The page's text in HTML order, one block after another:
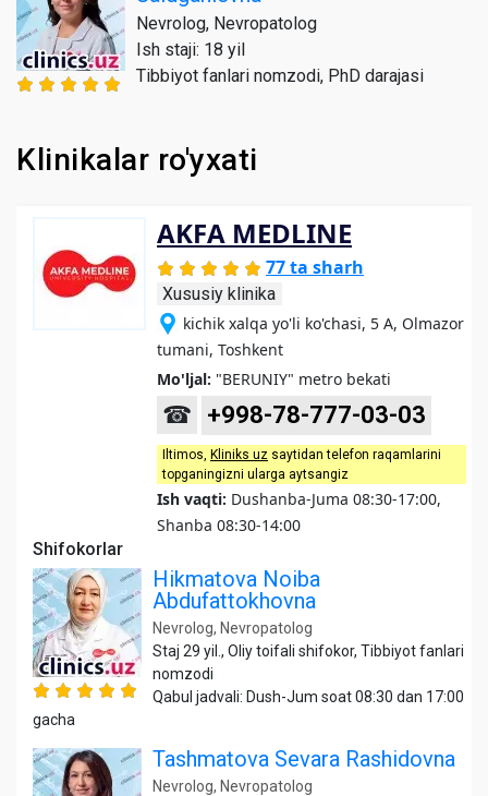
Nevrolog, Nevropatolog
Ish staji: 18 yil
Tibbiyot fanlari nomzodi, PhD darajasi
Klinikalar ro'yxati
AKFA MEDLINE
77 ta sharh
Xususiy klinika
kichik xalqa yo'li ko'chasi, 5 A, Olmazor
tumani, Toshkent
Mo'ljal: "BERUNIY" metro bekati
☎ +998-78-777-03-03
Iltimos, Kliniks uz saytidan telefon raqamlarini
topganingizni ularga aytsangiz
Ish vaqti: Dushanba-Juma 08:30-17:00,
Shanba 08:30-14:00
Shifokorlar
Hikmatova Noiba
Abdufattokhovna
Nevrolog, Nevropatolog
Staj 29 yil., Oliy toifali shifokor, Tibbiyot fanlari
nomzodi
Qabul jadvali: Dush-Jum soat 08:30 dan 17:00
gacha
Tashmatova Sevara Rashidovna
Nevrolog, Nevropatolog